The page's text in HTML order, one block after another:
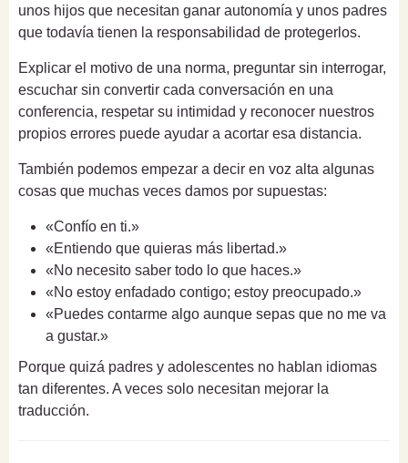
unos hijos que necesitan ganar autonomía y unos padres
que todavía tienen la responsabilidad de protegerlos.
Explicar el motivo de una norma, preguntar sin interrogar,
escuchar sin convertir cada conversación en una
conferencia, respetar su intimidad y reconocer nuestros
propios errores puede ayudar a acortar esa distancia.
También podemos empezar a decir en voz alta algunas
cosas que muchas veces damos por supuestas:
«Confío en ti.»
«Entiendo que quieras más libertad.»
«No necesito saber todo lo que haces.»
«No estoy enfadado contigo; estoy preocupado.»
«Puedes contarme algo aunque sepas que no me va
a gustar.»
Porque quizá padres y adolescentes no hablan idiomas
tan diferentes. A veces solo necesitan mejorar la
traducción.